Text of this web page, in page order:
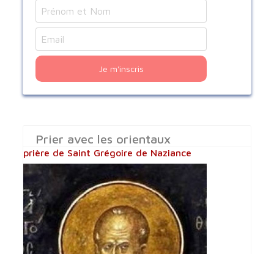
Je m'inscris
Prier avec les orientaux
prière de Saint Grégoire de Naziance